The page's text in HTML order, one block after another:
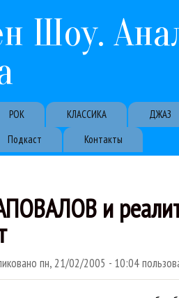
Шоу.
РОК КЛАССИКА ДЖАЗ
Подкаст Контакты
и
пн, 21/02/2005 - 10:04